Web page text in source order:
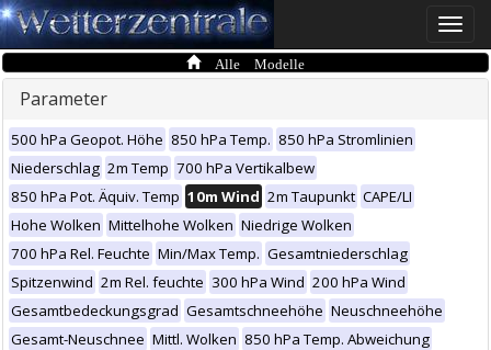
Toggle
Alle Modelle
Parameter
500 hPa Geopot. Höhe 850 hPa Temp. 850 hPa Stromlinien
Niederschlag 2m Temp 700 hPa Vertikalbew
850 hPa Pot. Äquiv. Temp 10m Wind 2m Taupunkt CAPE/LI
Hohe Wolken Mittelhohe Wolken Niedrige Wolken
700 hPa Rel. Feuchte Min/Max Temp. Gesamtniederschlag
Spitzenwind 2m Rel. feuchte 300 hPa Wind 200 hPa Wind
Gesamtbedeckungsgrad Gesamtschneehöhe Neuschneehöhe
Gesamt-Neuschnee Mittl. Wolken 850 hPa Temp. Abweichung